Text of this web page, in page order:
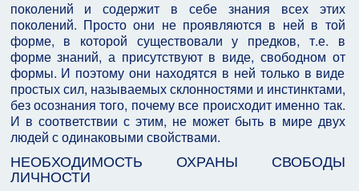
поколений и содержит в себе знания всех этих
поколений. Просто они не проявляются в ней в той
форме, в которой существовали у предков, т.е. в
форме знаний, а присутствуют в виде, свободном от
формы. И поэтому они находятся в ней только в виде
простых сил, называемых склонностями и инстинктами,
без осознания того, почему все происходит именно так.
И в соответствии с этим, не может быть в мире двух
людей с одинаковыми свойствами.
НЕОБХОДИМОСТЬ ОХРАНЫ СВОБОДЫ
ЛИЧНОСТИ